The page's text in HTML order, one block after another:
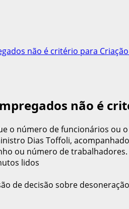
não é critério para
não é
o número de funcionários
Dias Toffoli,
ou número de trabalhadores.
lidos